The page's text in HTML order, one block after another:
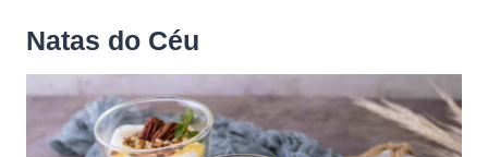
Natas do Céu